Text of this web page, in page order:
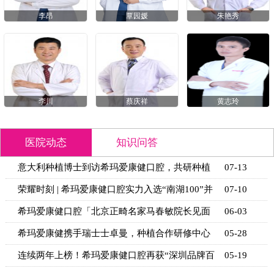
李昂 覃园媛 朱艳秀
李川 蔡庆祥 黄志玲
医院动态 知识问答
意大利种植博士到访希玛爱康健口腔，共研种植
技术新思
07-13
荣耀时刻 | 希玛爱康健口腔实力入选“南湖100”并
获官
07-10
希玛爱康健口腔「北京正畸名家马春敏院长见面
日」活动
06-03
希玛爱康健携手瑞士士卓曼，种植合作研修中心
揭牌
05-28
连续两年上榜！希玛爱康健口腔再获“深圳品牌百 05-19